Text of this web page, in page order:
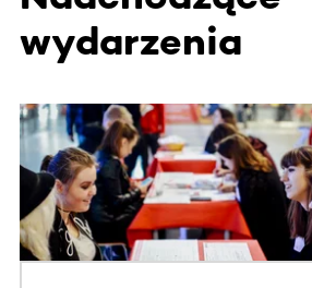
wydarzenia
Ta sekcja zawiera treści